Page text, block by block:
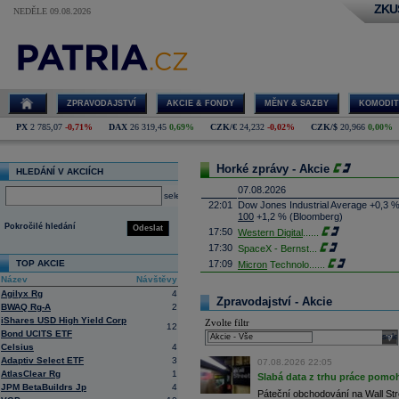
NEDĚLE 09.08.2026
ZPRAVODAJSTVÍ AKCIE & FONDY MĚNY & SAZBY
PX 2 785,07 -0,71% DAX 26 319,45 0,69% CZK/€ 24,232 -0,02% CZK/$ 20,966 0,00%
HLEDÁNÍ V AKCIÍCH
select
Odeslat
Pokročilé hledání
TOP AKCIE
Název
Návštěvy
Agilyx Rg
4
BWAQ Rg-A
2
iShares USD High Yield Corp
Bond UCITS ETF
12
Celsius
4
Adaptiv Select ETF
3
AtlasClear Rg
1
JPM BetaBuildrs Jp
4
Horké zprávy - Akcie
07.08.2026
22:01
Dow Jones Industrial Average +0,3
100 +1,2 % (Bloomberg)
17:50 Western Digital
17:30 SpaceX - Bernst
17:09 Micron Technolo
16:26
Objem obchodů s akciemi na
obchodů za poslední rok je 0,665
16:23 Zvýšení výroby balistických střel
nějakou dobu potrvá. Agentuře
Armin Papperger. Společná výroba
doplnit arzenál Spojeným státům,
(ČTK)
16:07 Conocophillips
Zpravodajství - Akcie
Zvolte filtr
07.08.2026 22:05
Slabá data z trhu práce
Páteční obchodování na Wall